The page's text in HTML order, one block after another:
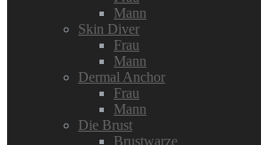
Mann
Skin Diver
Frau
Mann
Dermal Anchor
Frau
Mann
Die Brust
Brustwarze